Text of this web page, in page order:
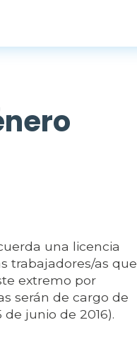
una licencia
trabajadores/as que
extremo por
serán de cargo de
junio de 2016).